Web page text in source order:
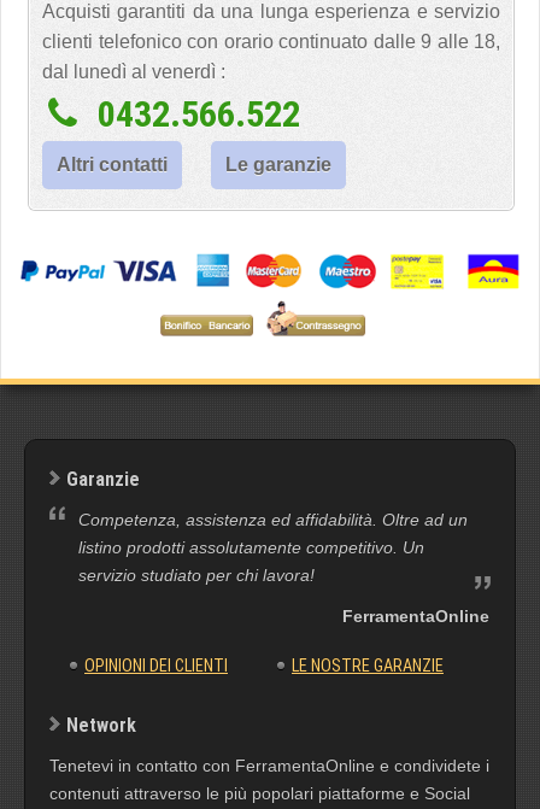
Acquisti garantiti da una lunga esperienza e servizio
clienti telefonico con orario continuato dalle 9 alle 18,
dal lunedì al venerdì :
0432.566.522
Altri contatti Le garanzie
Garanzie
Competenza, assistenza ed affidabilità. Oltre ad un
listino prodotti assolutamente competitivo. Un
servizio studiato per chi lavora!
FerramentaOnline
OPINIONI DEI CLIENTI LE NOSTRE GARANZIE
Network
Tenetevi in contatto con FerramentaOnline e condividete i
contenuti attraverso le più popolari piattaforme e Social